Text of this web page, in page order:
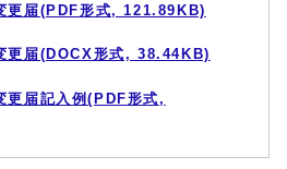
更届(PDF形式, 121.89KB)
更届(DOCX形式, 38.44KB)
更届記入例(PDF形式,